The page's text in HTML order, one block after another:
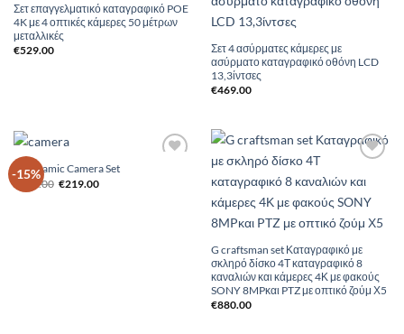
Add to
Wishlist
Σετ επαγγελματικό καταγραφικό POE
4K με 4 οπτικές κάμερες 50 μέτρων
μεταλλικές
€529.00
Add to
Σετ 4 ασύρματες κάμερες με
ασύρματο καταγραφικό οθόνη LCD
13,3ίντσες
€469.00
-15%
Panoramic Camera Set
€259.00 Original
€219.00Η
Wishlist
G craftsman set Καταγραφικό με
σκληρό δίσκο 4Τ καταγραφικό 8
καναλιών και κάμερες 4Κ με φακούς
SONY 8MPκαι PTZ με οπτικό ζούμ Χ5
€880.00